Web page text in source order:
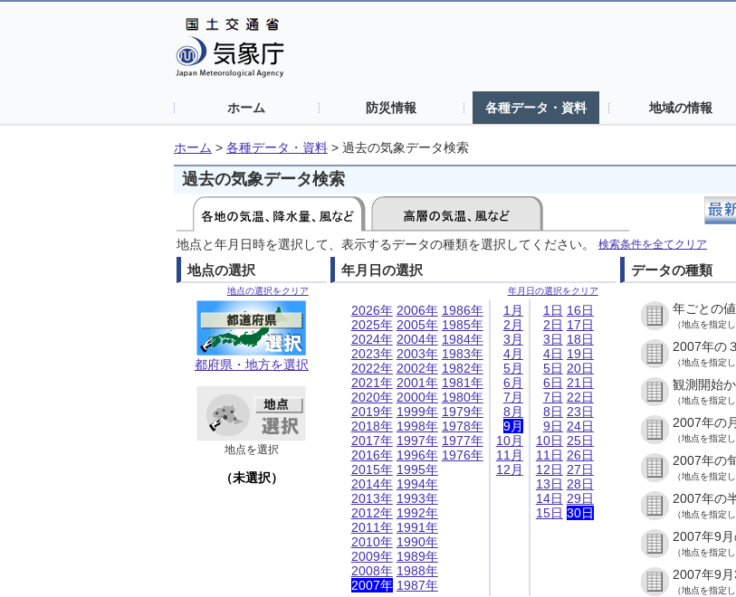
ホーム 防災情報 各種データ・資料 地域の情報
ホーム > 各種データ・資料 > 過去の気象データ検索
過去の気象データ検索
地点と年月日時を選択して、表示するデータの種類を選択してください。 検索条件を全てクリア
地点の選択
地点の選択をクリア
都府県・地方を選択
地点を選択
（未選択）
年月日の選択
年月日の選択をクリア
2026年
2025年
2024年
2023年
2022年
2021年
2020年
2019年
2018年
2017年
2016年
2015年
2014年
2013年
2012年
2011年
2010年
2009年
2008年
2007年
2006年
2005年
2004年
2003年
2002年
2001年
2000年
1999年
1998年
1997年
1996年
1995年
1994年
1993年
1992年
1991年
1990年
1989年
1988年
1987年
1986年
1985年
1984年
1983年
1982年
1981年
1980年
1979年
1978年
1977年
1976年
1月
2月
3月
4月
5月
6月
7月
8月
9月
10月
11月
12月
1日
2日
3日
4日
5日
6日
7日
8日
9日
10日
11日
12日
13日
14日
15日
16日
17日
18日
19日
20日
21日
22日
23日
24日
25日
26日
27日
28日
29日
30日
データの種類
年ごとの
（地点を指定
2007年の
（地点を指定
観測開始
（地点を指定
2007年の
（地点を指定
2007年の
（地点を指定
2007年の
（地点を指定
2007年9
（地点を指定
2007年9
（地点を指定